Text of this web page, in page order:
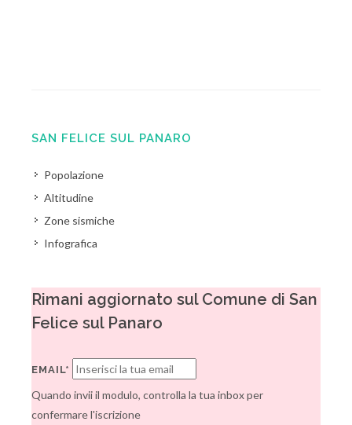
SAN FELICE SUL PANARO
Popolazione
Altitudine
Zone sismiche
Infografica
Rimani aggiornato sul Comune di San
Felice sul Panaro
EMAIL*
Quando invii il modulo, controlla la tua inbox per
confermare l'iscrizione